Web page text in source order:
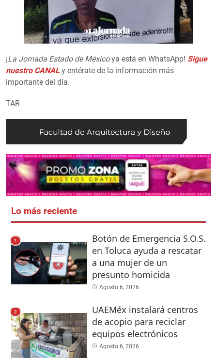
¡La Jornada Estado de Méxicoya está en WhatsApp! Sigue
nuestro CANAL y entérate de la información más
importante del día.
TAR
Lo más reciente
1
Botón de Emergencia S.O.S.
en Toluca ayuda a rescatar
a una mujer de un
presunto homicida
Agosto 6, 2026
2
UAEMéx instalará centros
de acopio para reciclar
equipos electrónicos
Agosto 6, 2026